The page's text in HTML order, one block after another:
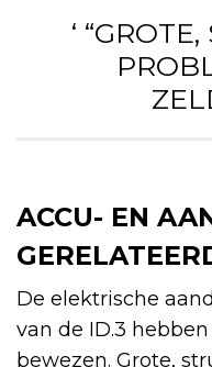
‘
ACCU- EN
De elektrische
van de ID.3
bewezen. Grote,